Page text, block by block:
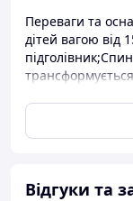
Переваги та
дітей вагою від
;Оббивка
виготовлені з
Відгуки та